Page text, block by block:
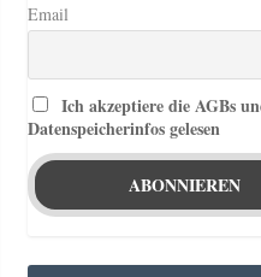
Email
Ich akzeptiere die AGBs
Datenspeicherinfos gelesen